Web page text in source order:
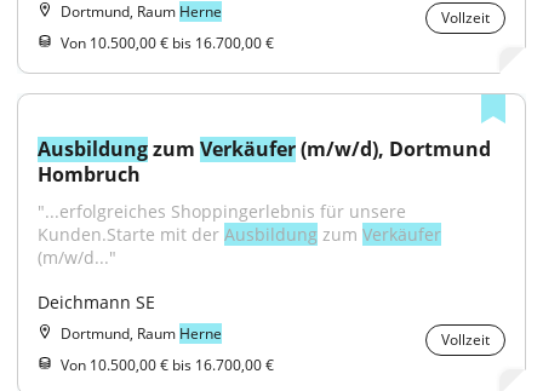
Dortmund, Raum Herne
Vollzeit
Von 10.500,00 € bis 16.700,00 €
Ausbildung zum Verkäufer (m/w/d), Dortmund
Hombruch
"...erfolgreiches Shoppingerlebnis für unsere
Kunden.Starte mit der Ausbildung zum Verkäufer
(m/w/d..."
Deichmann SE
Dortmund, Raum Herne
Vollzeit
Von 10.500,00 € bis 16.700,00 €